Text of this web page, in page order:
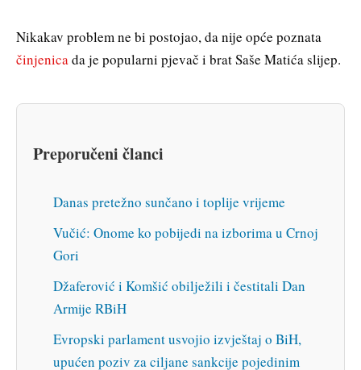
Nikakav problem ne bi postojao, da nije opće poznata
činjenicada je popularni pjevač i brat Saše Matića slijep.
Preporučeni članci
Danas pretežno sunčano i toplije vrijeme
Vučić: Onome ko pobijedi na izborima u Crnoj
Gori
Džaferović i Komšić obilježili i čestitali Dan
Armije RBiH
Evropski parlament usvojio izvještaj o BiH,
upućen poziv za ciljane sankcije pojedinim